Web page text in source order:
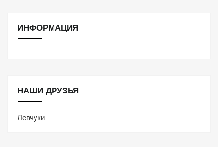
ИНФОРМАЦИЯ
НАШИ ДРУЗЬЯ
Левчуки